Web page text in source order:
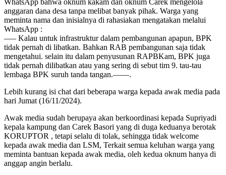
anggaran dana desa tanpa melibat banyak pihak. Warga yang
meminta nama dan inisialnya di rahasiakan mengatakan melalui
WhatsApp :
—– Kalau untuk infrastruktur dalam pembangunan apapun, BPK
tidak pernah di libatkan. Bahkan RAB pembangunan saja tidak
mengetahui. selain itu dalam penyusunan RAPBKam, BPK juga
tidak pernah dilibatkan atau yang sering di sebut tim 9. tau-tau
lembaga BPK suruh tanda tangan.——.
Lebih kurang isi chat dari beberapa warga kepada awak media pada
hari Jumat (16/11/2024).
Awak media sudah berupaya akan berkoordinasi kepada Supriyadi
kepala kampung dan Carek Basori yang di duga keduanya berotak
KORUPTOR , tetapi selalu di tolak, sehingga tidak welcome
kepada awak media dan LSM, Terkait semua keluhan warga yang
meminta bantuan kepada awak media, oleh kedua oknum hanya di
anggap angin berlalu.